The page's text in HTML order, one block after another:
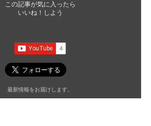
この記事が気に入ったら
いいね！しよう
最新情報をお届けします。